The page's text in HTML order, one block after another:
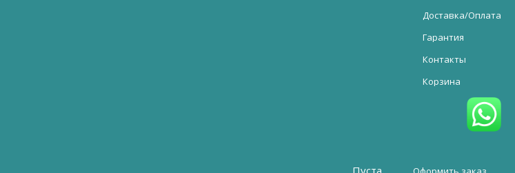
Доставка/Оплата
Гарантия
Контакты
Корзина
Пуста